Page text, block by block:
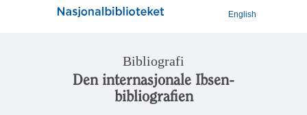
English
Bibliografi
Den internasjonale Ibsen-
bibliografien